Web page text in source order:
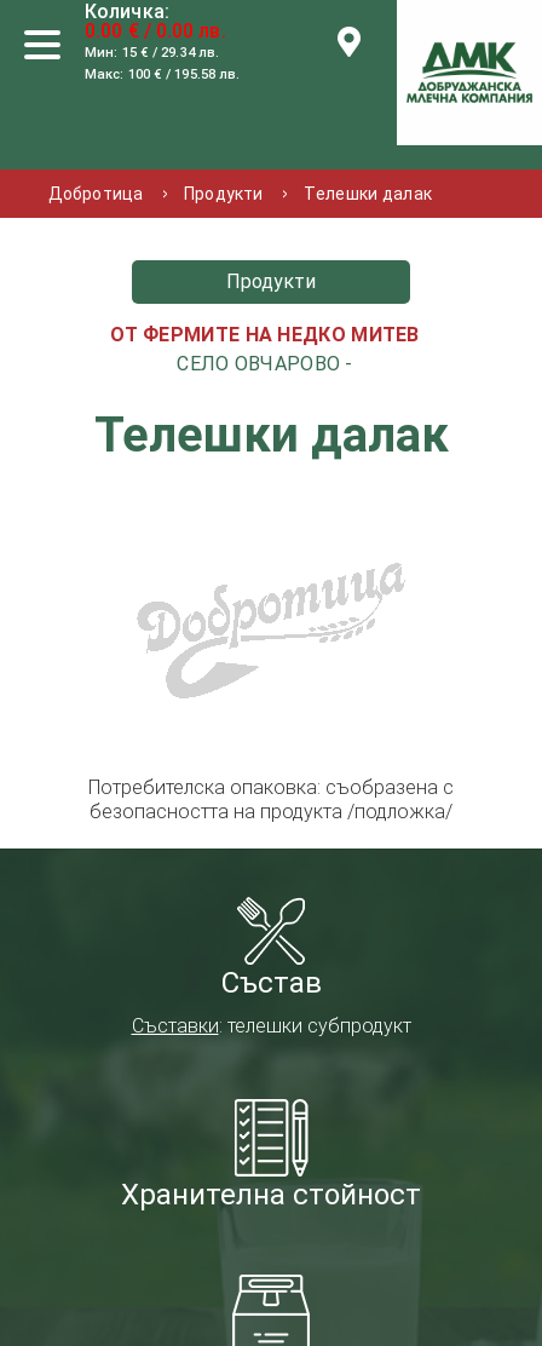
Количка:
0.00 € / 0.00 лв.
Мин: 15 € / 29.34 лв.
Макс: 100 € / 195.58 лв.
Добротица Продукти Телешки далак
Продукти
ОТ ФЕРМИТЕ НА НЕДКО МИТЕВ
СЕЛО ОВЧАРОВО -
Телешки далак
Потребителска опаковка: съобразена с
безопасността на продукта /подложка/
Състав
Съставки: телешки субпродукт
Хранителна стойност